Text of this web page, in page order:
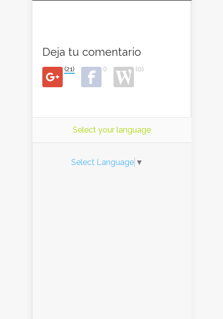
Deja tu comentario
(21) () (0)
Select your language
Select Language ▼